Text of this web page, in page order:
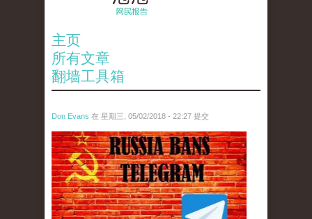
主页
所有文章
翻墙工具箱
Don Evans 在 星期三, 05/02/2018 - 22:27 提交
tou_.jpeg